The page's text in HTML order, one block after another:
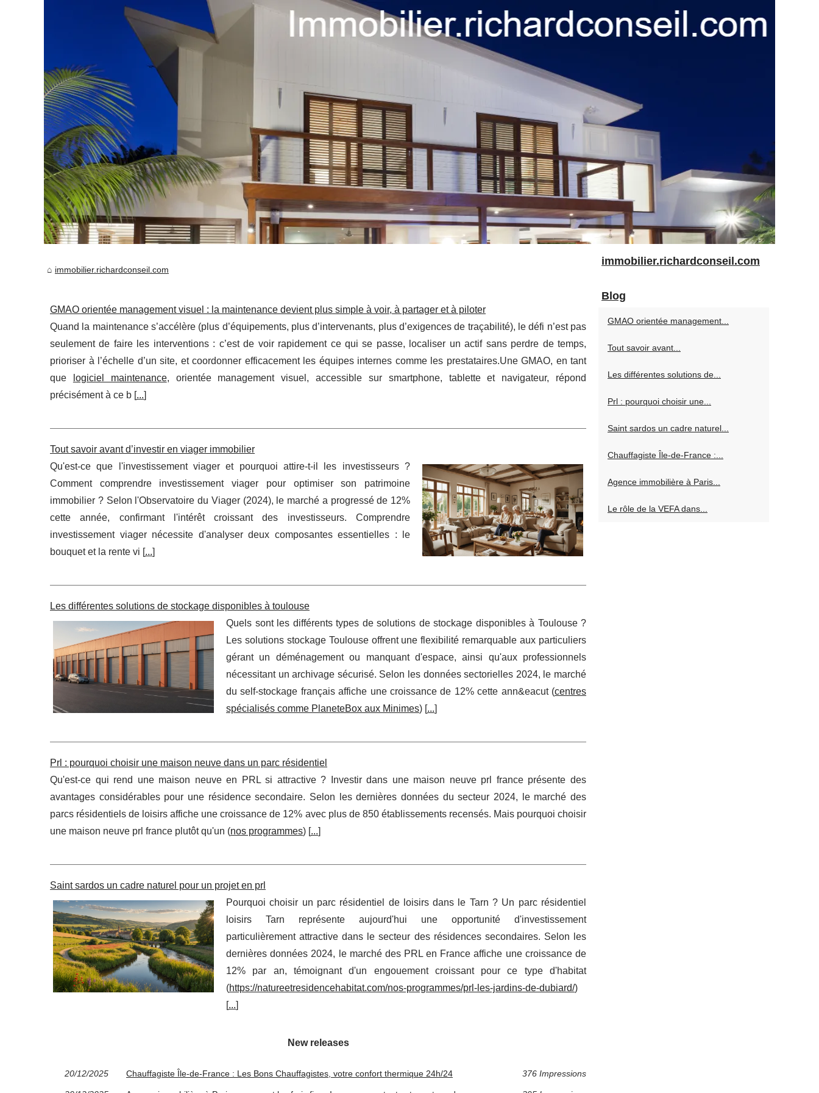
immobilier.richardconseil.com
GMAO orientée management visuel : la maintenance devient plus simple à voir, à partager et à piloter
Quand la maintenance s’accélère (plus d’équipements, plus d’intervenants, plus d’exigences de traçabilité), le défi n’est pas
seulement de faire les interventions : c’est de voir rapidement ce qui se passe, localiser un actif sans perdre de temps,
prioriser à l’échelle d’un site, et coordonner efficacement les équipes internes comme les prestataires.Une GMAO, en tant
que
logiciel maintenance, orientée management visuel, accessible sur smartphone, tablette et navigateur, répond
précisément à ce b [...]
Tout savoir avant d’investir en viager immobilier
Qu'est-ce que l'investissement viager et pourquoi attire-t-il les investisseurs ?
Comment comprendre investissement viager pour optimiser son patrimoine
immobilier ? Selon l'Observatoire du Viager (2024), le marché a progressé de 12%
cette année, confirmant l'intérêt croissant des investisseurs. Comprendre
investissement viager nécessite d'analyser deux composantes essentielles : le
bouquet et la rente vi [...]
Les différentes solutions de stockage disponibles à toulouse
Quels sont les différents types de solutions de stockage disponibles à Toulouse ?
Les solutions stockage Toulouse offrent une flexibilité remarquable aux particuliers
gérant un déménagement ou manquant d'espace, ainsi qu'aux professionnels
nécessitant un archivage sécurisé. Selon les données sectorielles 2024, le marché
du self-stockage français affiche une croissance de 12% cette ann&eacut (centres
spécialisés comme PlaneteBox aux Minimes) [...]
Prl : pourquoi choisir une maison neuve dans un parc résidentiel
Qu'est-ce qui rend une maison neuve en PRL si attractive ? Investir dans une maison neuve prl france présente des
avantages considérables pour une résidence secondaire. Selon les dernières données du secteur 2024, le marché des
parcs résidentiels de loisirs affiche une croissance de 12% avec plus de 850 établissements recensés. Mais pourquoi choisir
une maison neuve prl france plutôt qu'un (nos programmes) [...]
Saint sardos un cadre naturel pour un projet en prl
Pourquoi choisir un parc résidentiel de loisirs dans le Tarn ? Un parc résidentiel
loisirs Tarn représente aujourd'hui une opportunité d'investissement
particulièrement attractive dans le secteur des résidences secondaires. Selon les
dernières données 2024, le marché des PRL en France affiche une croissance de
12% par an, témoignant d'un engouement croissant pour ce type d'habitat
(https://natureetresidencehabitat.com/nos-programmes/prl-les-jardins-de-dubiard/)
[...]
New releases
20/12/2025 Chauffagiste Île-de-France : Les Bons Chauffagistes, votre confort thermique 24h/24 376 Impressions
immobilier.richardconseil.com
Blog
GMAO orientée management...
Tout savoir avant...
Les différentes solutions de...
Prl : pourquoi choisir une...
Saint sardos un cadre naturel...
Chauffagiste Île-de-France :...
Agence immobilière à Paris...
Le rôle de la VEFA dans...